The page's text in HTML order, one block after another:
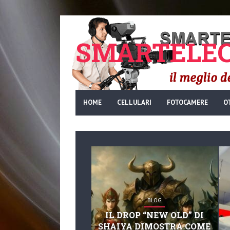
HOME CELLULARI FOTOCAMERE
BLOG
IL DROP “NEW OLD” DI
SHAIYA DIMOSTRA COME